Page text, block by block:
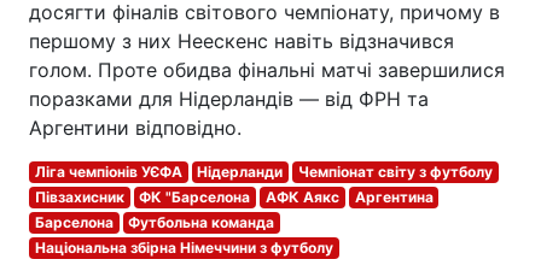
досягти фіналів світового чемпіонату, причому в
першому з них Неескенс навіть відзначився
голом. Проте обидва фінальні матчі завершилися
поразками для Нідерландів — від ФРН та
Аргентини відповідно.
Ліга чемпіонів УЄФА Нідерланди
Чемпіонат світу з футболу
Півзахисник
ФК "Барселона АФК Аякс
Аргентина
Барселона
Футбольна команда
Національна збірна Німеччини з футболу